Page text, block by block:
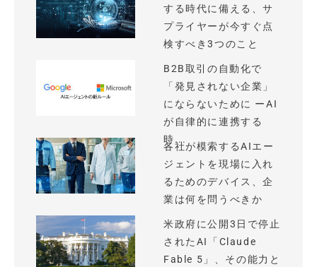
する時代に備える、サ
プライヤーが今すぐ点
検すべき3つのこと
B2B取引の自動化で
「発見されない企業」
にならないために ーAI
が自律的に連携する
時...
各社が模索するAIエー
ジェントを現場に入れ
るためのデバイス、企
業は何を問うべきか
米政府に公開3日で停止
されたAI「Claude
Fable 5」、その能力と